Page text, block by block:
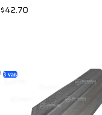
$42.70
3 var.